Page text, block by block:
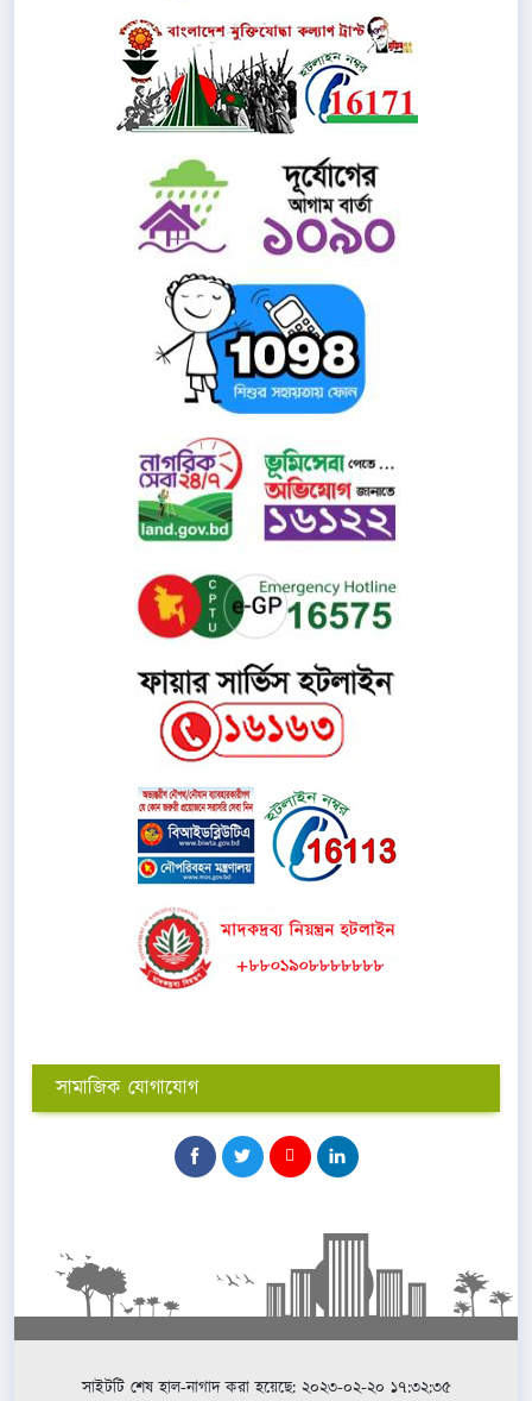
সামাজিক যোগাযোগ
সাইটটি শেষ হাল-নাগাদ করা হয়েছে: ২০২৩-০২-২০ ১৭:৩২:৩৫